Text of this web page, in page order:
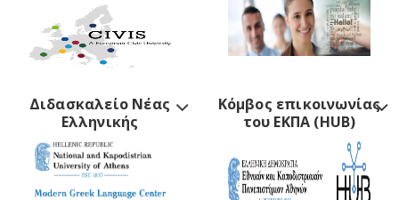
Διδασκαλείο Νέας
Ελληνικής
Κόμβος επικοινωνίας
του ΕΚΠΑ (HUB)